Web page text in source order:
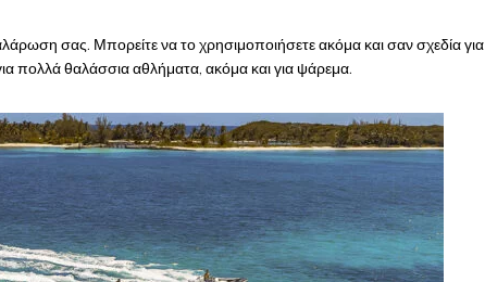
σας. Μπορείτε να το χρησιμοποιήσετε ακόμα και σαν σχεδία για
πολλά θαλάσσια αθλήματα, ακόμα και για ψάρεμα.